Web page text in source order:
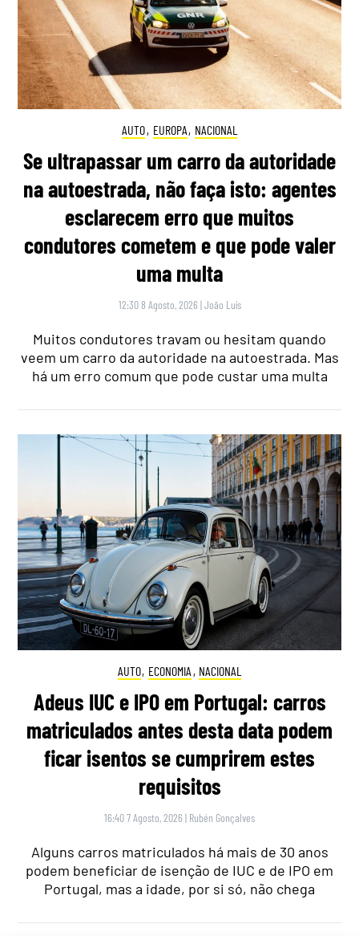
AUTO, EUROPA, NACIONAL
Se ultrapassar um carro da autoridade
na autoestrada, não faça isto: agentes
esclarecem erro que muitos
condutores cometem e que pode valer
uma multa
12:30 8 Agosto, 2026 |João Luís
Muitos condutores travam ou hesitam quando
veem um carro da autoridade na autoestrada. Mas
há um erro comum que pode custar uma multa
AUTO, ECONOMIA , NACIONAL
Adeus IUC e IPO em Portugal: carros
matriculados antes desta data podem
ficar isentos se cumprirem estes
requisitos
16:40 7 Agosto, 2026 | Rubén Gonçalves
Alguns carros matriculados há mais de 30 anos
podem beneficiar de isenção de IUC e de IPO em
Portugal, mas a idade, por si só, não chega